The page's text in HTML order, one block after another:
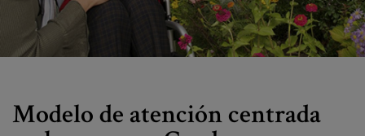
Prensa
Canal de denuncias
Modelo de atención centrada